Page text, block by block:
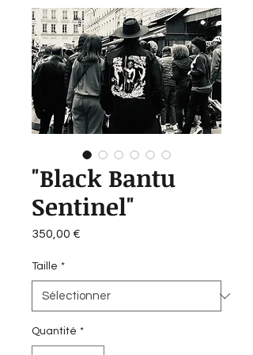
"Black Bantu
Sentinel"
350,00 €
Taille *
Quantité *